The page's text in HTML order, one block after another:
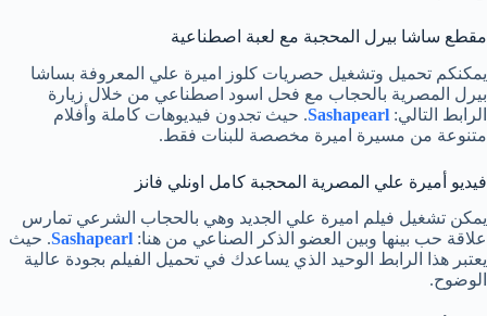
مقطع ساشا بيرل المحجبة مع لعبة اصطناعية
يمكنكم تحميل وتشغيل حصريات كلوز اميرة علي المعروفة بساشا
بيرل المصرية بالحجاب مع فحل اسود اصطناعي من خلال زيارة
الرابط التالي: Sashapearl. حيث تجدون فيديوهات كاملة وأفلام
متنوعة من مسيرة اميرة مخصصة للبنات فقط.
فيديو أميرة علي المصرية المحجبة كامل اونلي فانز
يمكن تشغيل فيلم اميرة علي الجديد وهي بالحجاب الشرعي تمارس
علاقة حب بينها وبين العضو الذكر الصناعي من هنا: Sashapearl. حيث
يعتبر هذا الرابط الوحيد الذي يساعدك في تحميل الفيلم بجودة عالية
الوضوح.